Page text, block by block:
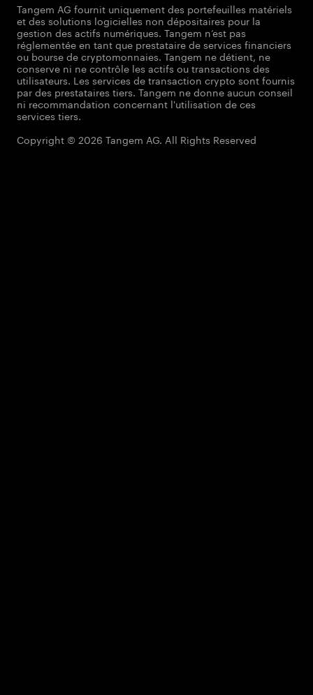
Tangem AG fournit uniquement des portefeuilles matériels
et des solutions logicielles non dépositaires pour la
gestion des actifs numériques. Tangem n’est pas
réglementée en tant que prestataire de services financiers
ou bourse de cryptomonnaies. Tangem ne détient, ne
conserve ni ne contrôle les actifs ou transactions des
utilisateurs. Les services de transaction crypto sont fournis
par des prestataires tiers. Tangem ne donne aucun conseil
ni recommandation concernant l'utilisation de ces
services tiers.